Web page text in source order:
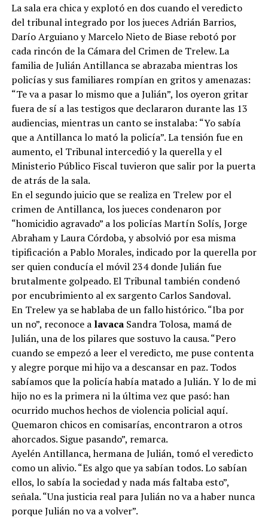
La sala era chica y explotó en dos cuando el veredicto
del tribunal integrado por los jueces Adrián Barrios,
Darío Arguiano y Marcelo Nieto de Biase rebotó por
cada rincón de la Cámara del Crimen de Trelew. La
familia de Julián Antillanca se abrazaba mientras los
policías y sus familiares rompían en gritos y amenazas:
“Te va a pasar lo mismo que a Julián”, los oyeron gritar
fuera de sí a las testigos que declararon durante las 13
audiencias, mientras un canto se instalaba: “Yo sabía
que a Antillanca lo mató la policía”. La tensión fue en
aumento, el Tribunal intercedió y la querella y el
Ministerio Público Fiscal tuvieron que salir por la puerta
de atrás de la sala.
En el segundo juicio que se realiza en Trelew por el
crimen de Antillanca, los jueces condenaron por
“homicidio agravado” a los policías Martín Solís, Jorge
Abraham y Laura Córdoba, y absolvió por esa misma
tipificación a Pablo Morales, indicado por la querella por
ser quien conducía el móvil 234 donde Julián fue
brutalmente golpeado. El Tribunal también condenó
por encubrimiento al ex sargento Carlos Sandoval.
En Trelew ya se hablaba de un fallo histórico. “Iba por
un no”, reconoce a lavacaSandra Tolosa, mamá de
Julián, una de los pilares que sostuvo la causa. “Pero
cuando se empezó a leer el veredicto, me puse contenta
y alegre porque mi hijo va a descansar en paz. Todos
sabíamos que la policía había matado a Julián. Y lo de mi
hijo no es la primera ni la última vez que pasó: han
ocurrido muchos hechos de violencia policial aquí.
Quemaron chicos en comisarías, encontraron a otros
ahorcados. Sigue pasando”, remarca.
Ayelén Antillanca, hermana de Julián, tomó el veredicto
como un alivio. “Es algo que ya sabían todos. Lo sabían
ellos, lo sabía la sociedad y nada más faltaba esto”,
señala. “Una justicia real para Julián no va a haber nunca
porque Julián no va a volver”.